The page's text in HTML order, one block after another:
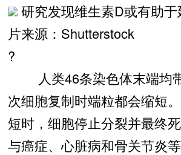
研究发现维生素D或有助于
片来源：Shutterstock
?
人类46条染色体末端均
次细胞复制时端粒都会缩短
短时，细胞停止分裂并最终
与癌症、心脏病和骨关节炎